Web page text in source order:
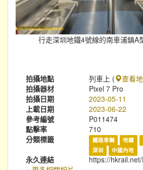
行走深圳地鐵4號線的南車浦鎮A
拍攝地點 列車上 ( 查看
拍攝器材
Pixel 7 Pro
拍攝日期
2023-05-11
上載日期
2023-06-22
參考編號
P011474
點擊率
710
分類標籤
鐵路車輛 地鐵
深圳
中國內地
永久連結
https://